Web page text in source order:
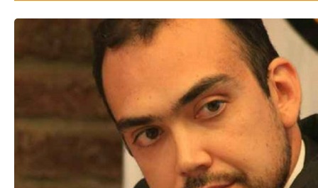
VIDEOS
GALERIA DE FOTOS
APP MÓVIL
TRANSPARENCIA